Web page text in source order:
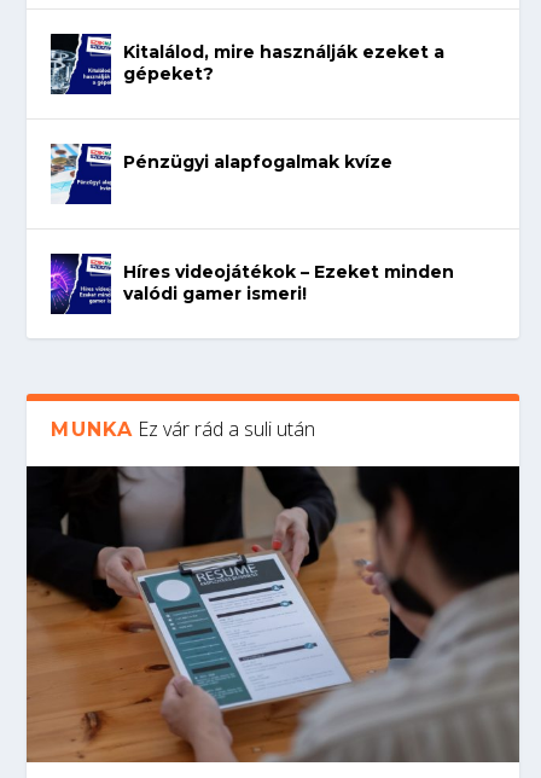
Kitalálod, mire használják ezeket a
gépeket?
Pénzügyi alapfogalmak kvíze
Híres videojátékok – Ezeket minden
valódi gamer ismeri!
MUNKA Ez vár rád a suli után